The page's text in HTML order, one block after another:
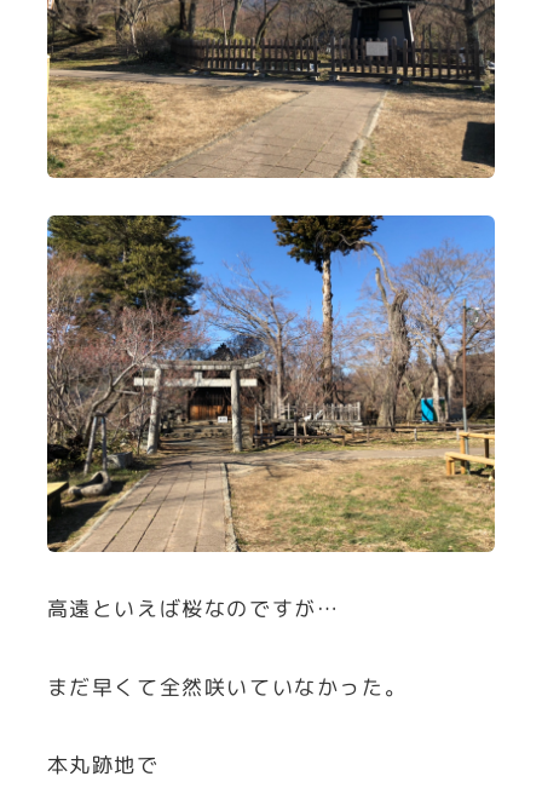
高遠といえば桜なのですが…
まだ早くて全然咲いていなかった。
本丸跡地で